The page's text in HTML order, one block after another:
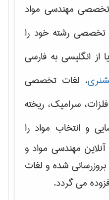
تخصصی مهندسی مواد
تخصصی رشته خود را
از انگلیسی به فارسی
، لغات تخصصی
سرامیک، ریخته
و انتخاب مواد را
مهندسی مواد و
شده و لغات
می گردد.